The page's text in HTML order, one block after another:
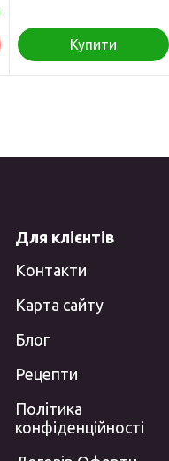
Купити
Для клієнтів
Контакти
Карта сайту
Блог
Рецепти
Політика
конфіденційності